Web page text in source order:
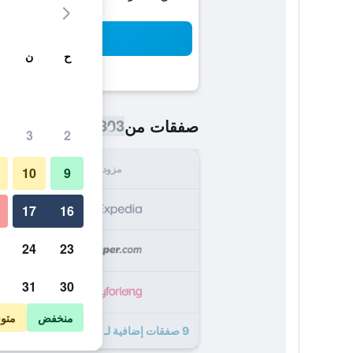
صفقات من803 ﷼
مزود
9 صفقات إضافية لـ فندق شاتزمان
ح ن
2
3
9
10
16
17
23
24
30
31
منخفض